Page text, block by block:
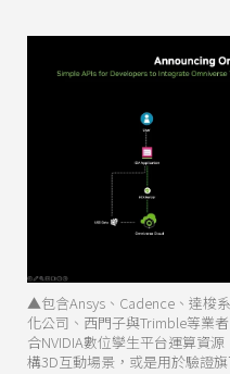
▲包含Ansys、Cadence、達梭
化公司、西門子與Trimble等業
合NVIDIA數位孿生平台運算資
構3D互動場景，或是用於驗證